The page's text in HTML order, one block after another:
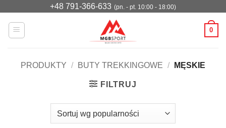
zawartości
+48 791-366-633 (pn. - pt. 10:00 - 18:00)
0
PRODUKTY / BUTY TREKKINGOWE / MĘSKIE
FILTRUJ